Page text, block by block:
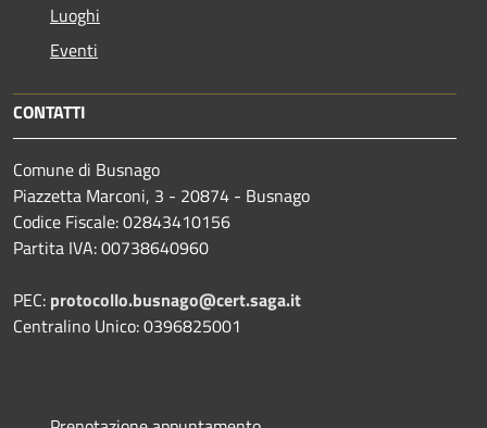
Luoghi
Eventi
CONTATTI
Comune di Busnago
Piazzetta Marconi, 3 - 20874 - Busnago
Codice Fiscale: 02843410156
Partita IVA: 00738640960
PEC: protocollo.busnago@cert.saga.it
Centralino Unico: 0396825001